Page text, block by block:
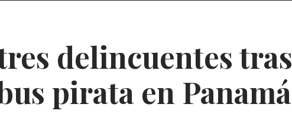
delincuentes tras
pirata en Panamá